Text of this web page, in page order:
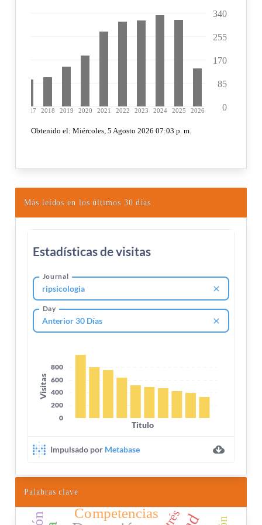
Más leídos en los últimos 30 días
Palabras clave
Competencias